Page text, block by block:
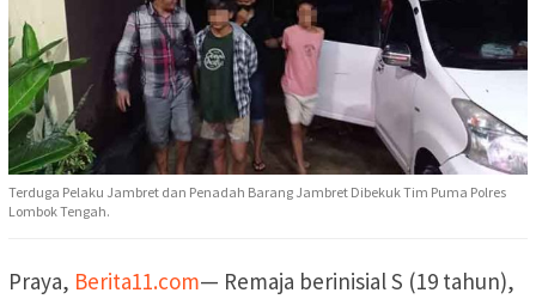
Terduga Pelaku Jambret dan Penadah Barang Jambret Dibekuk Tim Puma Polres
Lombok Tengah.
Praya, Berita11.com— Remaja berinisial S (19 tahun),